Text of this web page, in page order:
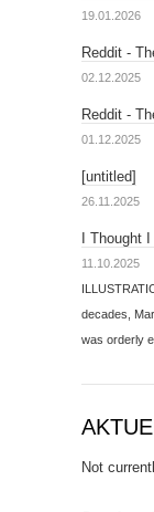
19.01.2026
Reddit -
02.12.2025
Reddit -
01.12.2025
[untitled]
26.11.2025
I Thought
11.10.2025
decades,
was orderly
Not